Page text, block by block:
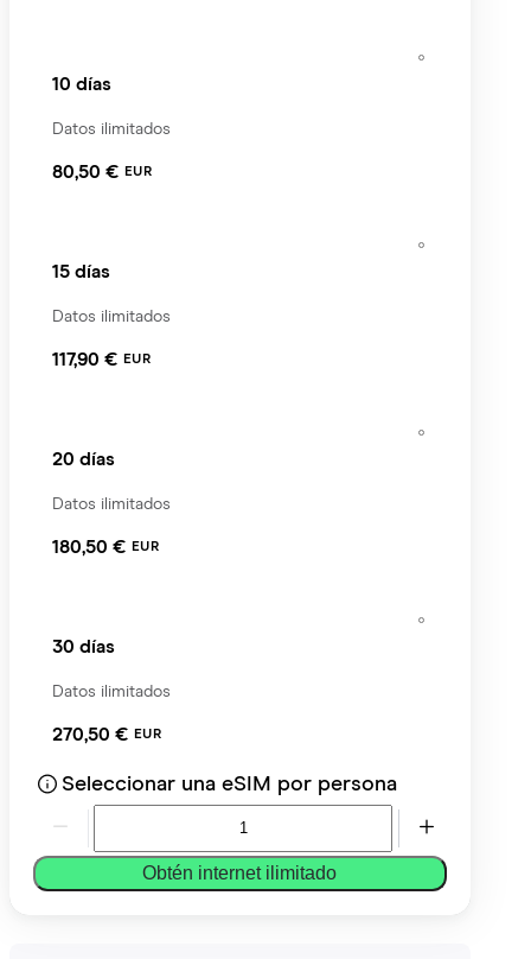
10 días
Datos ilimitados
80,50 € EUR
15 días
Datos ilimitados
117,90 € EUR
20 días
Datos ilimitados
180,50 € EUR
30 días
Datos ilimitados
270,50 € EUR
Seleccionar una eSIM por persona
Obtén internet ilimitado